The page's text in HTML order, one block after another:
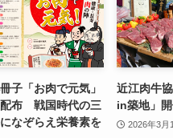
子「お肉で元気」
布 戦国時代の三
なぞらえ栄養素を
近江肉牛
in築地」
2026年3月